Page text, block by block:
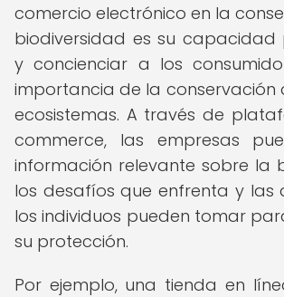
comercio electrónico en la
biodiversidad es su
y concienciar a los
importancia de la conservación
ecosistemas. A través de
commerce, las empresas
información relevante sobre la
los desafíos que enfrenta y las
los individuos pueden tomar
su protección.
Por ejemplo, una tienda en